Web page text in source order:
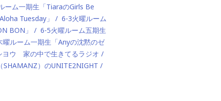
ーム一期生「TiaraのGirls Be
Tuesday」
6-3火曜ルーム
BON」
6-5火曜ルーム五期生
曜ルーム一期生「Anyの沈黙のゼ
ヨウ 家の中で生きてるラジオ
SHAMANZ）のUNITE2NIGHT